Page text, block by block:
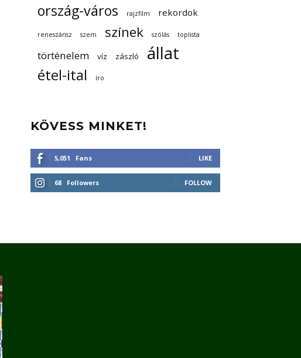
ország-város rajzfilm rekordok
reneszánsz szem színek szólás toplista
történelem víz zászló állat
étel-ital író
KÖVESS MINKET!
5,051 Fans LIKE
68 Followers FOLLOW